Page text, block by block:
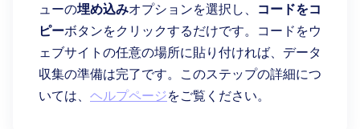
ューの埋め込みオプションを選択し、 コードをコ
ピーボタンをクリックするだけです。コードをウ
ェブサイトの任意の場所に貼り付ければ、データ
収集の準備は完了です。このステップの詳細につ
いては、 ヘルプページをご覧ください。